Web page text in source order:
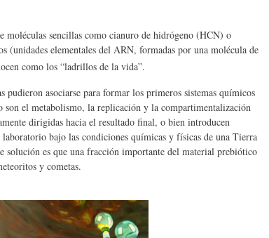
moléculas sencillas como cianuro de hidrógeno (HCN) o
elementales del ARN, formadas por una molécula de
como los “ladrillos de la vida”.
asociarse para formar los primeros sistemas químicos
son el metabolismo, la replicación y la compartimentalización
dirigidas hacia el resultado final, o bien introducen
bajo las condiciones químicas y físicas de una Tierra
solución es que una fracción importante del material prebiótico
y cometas.